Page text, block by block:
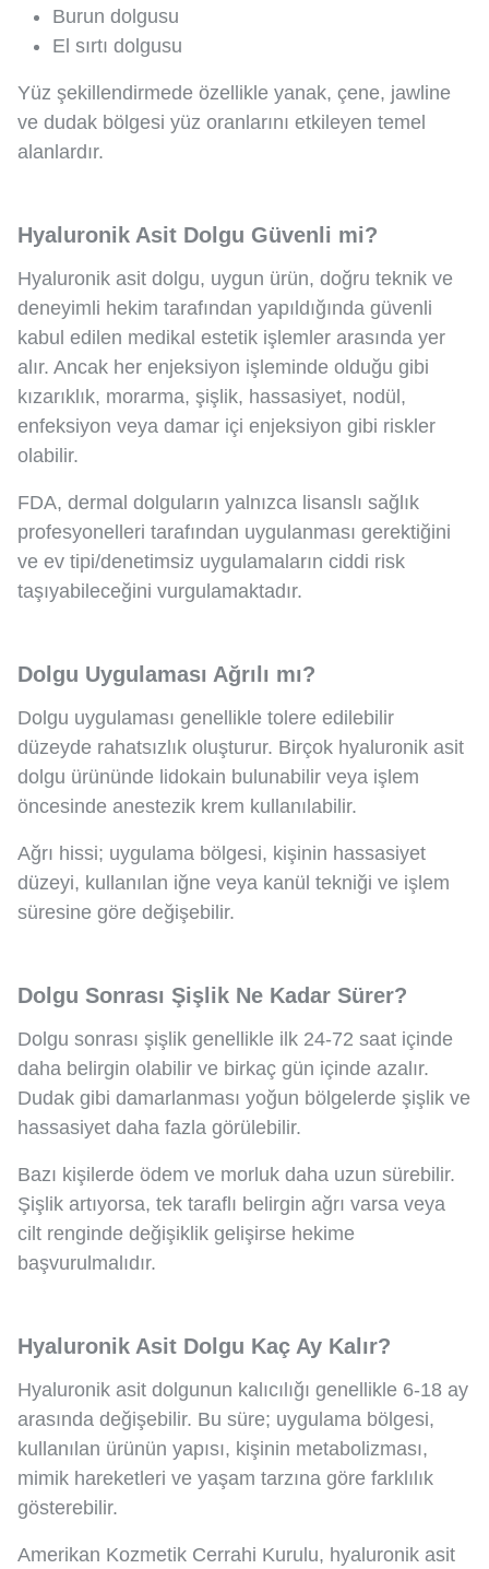
Burun dolgusu
El sırtı dolgusu
Yüz şekillendirmede özellikle yanak, çene, jawline
ve dudak bölgesi yüz oranlarını etkileyen temel
alanlardır.
Hyaluronik Asit Dolgu Güvenli mi?
Hyaluronik asit dolgu, uygun ürün, doğru teknik ve
deneyimli hekim tarafından yapıldığında güvenli
kabul edilen medikal estetik işlemler arasında yer
alır. Ancak her enjeksiyon işleminde olduğu gibi
kızarıklık, morarma, şişlik, hassasiyet, nodül,
enfeksiyon veya damar içi enjeksiyon gibi riskler
olabilir.
FDA, dermal dolguların yalnızca lisanslı sağlık
profesyonelleri tarafından uygulanması gerektiğini
ve ev tipi/denetimsiz uygulamaların ciddi risk
taşıyabileceğini vurgulamaktadır.
Dolgu Uygulaması Ağrılı mı?
Dolgu uygulaması genellikle tolere edilebilir
düzeyde rahatsızlık oluşturur. Birçok hyaluronik asit
dolgu ürününde lidokain bulunabilir veya işlem
öncesinde anestezik krem kullanılabilir.
Ağrı hissi; uygulama bölgesi, kişinin hassasiyet
düzeyi, kullanılan iğne veya kanül tekniği ve işlem
süresine göre değişebilir.
Dolgu Sonrası Şişlik Ne Kadar Sürer?
Dolgu sonrası şişlik genellikle ilk 24-72 saat içinde
daha belirgin olabilir ve birkaç gün içinde azalır.
Dudak gibi damarlanması yoğun bölgelerde şişlik ve
hassasiyet daha fazla görülebilir.
Bazı kişilerde ödem ve morluk daha uzun sürebilir.
Şişlik artıyorsa, tek taraflı belirgin ağrı varsa veya
cilt renginde değişiklik gelişirse hekime
başvurulmalıdır.
Hyaluronik Asit Dolgu Kaç Ay Kalır?
Hyaluronik asit dolgunun kalıcılığı genellikle 6-18 ay
arasında değişebilir. Bu süre; uygulama bölgesi,
kullanılan ürünün yapısı, kişinin metabolizması,
mimik hareketleri ve yaşam tarzına göre farklılık
gösterebilir.
Amerikan Kozmetik Cerrahi Kurulu, hyaluronik asit